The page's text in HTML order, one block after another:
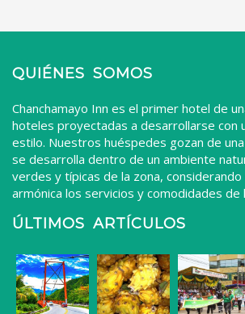
QUIÉNES SOMOS
Chanchamayo Inn es el primer hotel de
hoteles proyectadas a desarrollarse con
estilo. Nuestros huéspedes gozan de
se desarrolla dentro de un ambiente
verdes y típicas de la zona, considerando
armónica los servicios y comodidades de
ÚLTIMOS ARTÍCULOS